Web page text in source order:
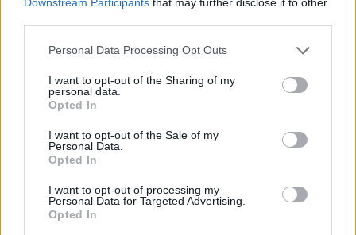
Please note that this website/app uses one or more Google
not limited to your visit or usage behaviour. You may click to
grant or deny consent to Google and its third-party tags to
use your data for below specified purposes in below Google
consent section.
Personal Data Processing Opt Outs
I want to opt-out of the Sharing of my
personal data.
Opted In
I want to opt-out of the Sale of my
Personal Data.
Opted In
I want to opt-out of processing my
Personal Data for Targeted Advertising.
Opted In
Cómo elegir una carrera STEAM: perfiles
emergentes y competencias clave